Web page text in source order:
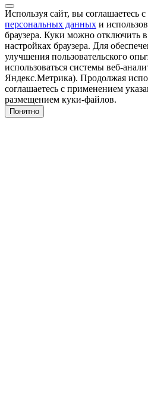
Используя сайт, вы соглашаетесь с
персональных данных и
браузера. Куки можно отключить
настройках браузера. Для
улучшения пользовательского
использоваться системы веб-
Яндекс.Метрика). Продолжая
соглашаетесь с применением
размещением куки-файлов.
Понятно